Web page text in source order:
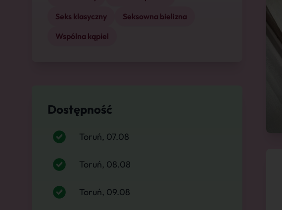
Seks klasyczny
Seksowna bielizna
Wspólna kąpiel
Dostępność
Toruń, 07.08
Toruń, 08.08
Toruń, 09.08